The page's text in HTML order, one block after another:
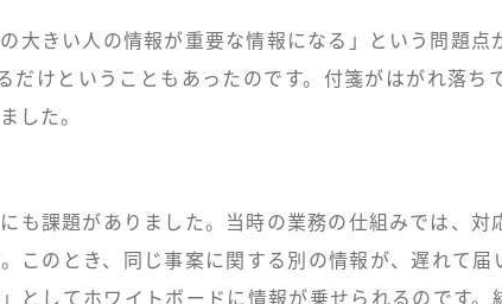
大きい人の情報が重要な情報になる」という問題
だけということもあったのです。付箋がはがれ落
した。
も課題がありました。当時の業務の仕組みでは、
このとき、同じ事案に関する別の情報が、遅れて
としてホワイトボードに情報が乗せられるのです